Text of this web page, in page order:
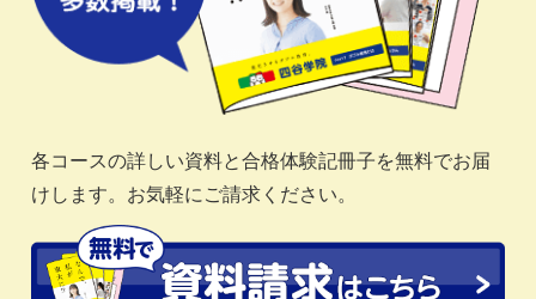
各コースの詳しい資料と合格体験記冊子を無料でお届
けします。お気軽にご請求ください。